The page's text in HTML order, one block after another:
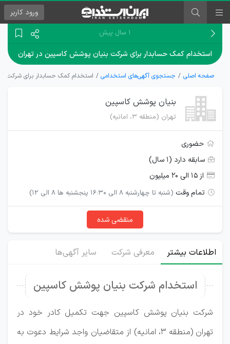
ورود کاربر
۱ سال پیش
استخدام کمک حسابدار برای شرکت بنیان پوشش کاسپین در تهران
صفحه اصلی جستجوی آگهی‌های استخدامی استخدام کمک حسابدار برای شرکت
بنیان پوشش کاسپین
تهران (منطقه ۳، امانیه)
حضوری
سابقه دارد (۱ سال)
از ۱۵ الی ۲۰ میلیون
تمام وقت (شنبه تا چهارشنبه 8 الی 16:30 پنجشنبه ها 8 الی 12)
منقضی شده
اطلاعات بیشتر معرفی شرکت سایر آگهی‌ها
استخدام شرکت بنیان پوشش کاسپین
شرکت بنیان پوشش کاسپین جهت تکمیل کادر خود در
تهران (منطقه ۳، امانیه) از متقاضیان واجد شرایط دعوت به